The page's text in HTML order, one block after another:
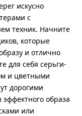
искусно
с
техник. Начните
которые
и отлично
для себя серьги-
и цветными
дорогими
образа
или